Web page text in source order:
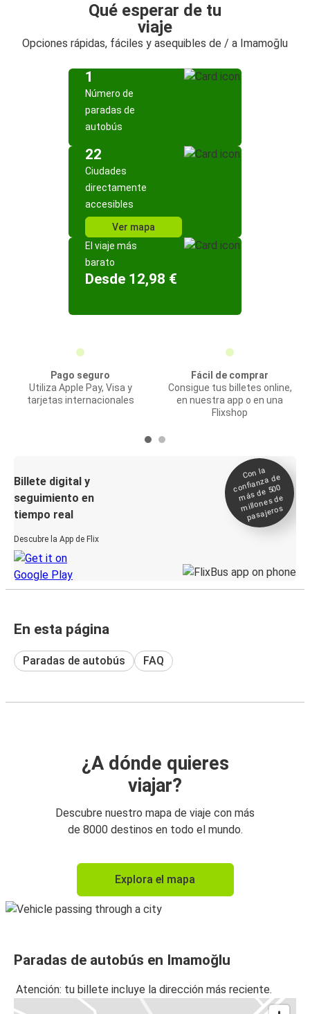
Qué esperar de tu
viaje
Opciones rápidas, fáciles y asequibles de / a Imamoğlu
1
Número de
paradas de
autobús
22
Ciudades
directamente
accesibles
Ver mapa
El viaje más
barato
Desde 12,98 €
Pago seguro
Utiliza Apple Pay, Visa y
tarjetas internacionales
Fácil de comprar
Consigue tus billetes online,
en nuestra app o en una
Flixshop
Billete digital y
seguimiento en
tiempo real
Descubre la App de Flix
Con la
confianza de
más de 500
millones de
pasajeros
En esta página
Paradas de autobús FAQ
¿A dónde quieres
viajar?
Descubre nuestro mapa de viaje con más
de 8000 destinos en todo el mundo.
Explora el mapa
Paradas de autobús en Imamoğlu
Atención: tu billete incluye la dirección más reciente.